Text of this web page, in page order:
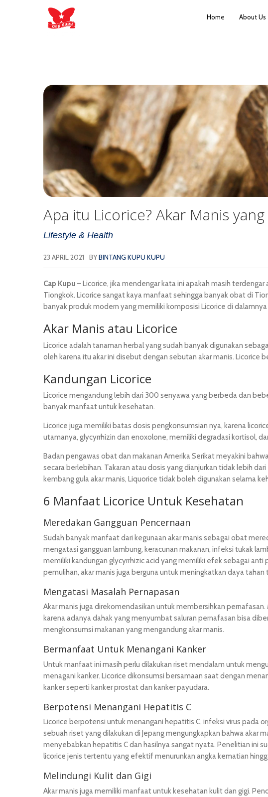
Home About Us
Apa itu Licorice? Akar Manis
Lifestyle & Health
23 APRIL 2021 BYBINTANG KUPU KUPU
Cap Kupu – Licorice, jika mendengar kata ini apakah masih
Tiongkok. Licorice sangat kaya manfaat sehingga banyak obat di
banyak produk modern yang memiliki komposisi Licorice di
Akar Manis atau Licorice
Licorice adalah tanaman herbal yang sudah banyak digunakan
oleh karena itu akar ini disebut dengan sebutan akar manis. Licorice
Kandungan Licorice
Licorice mengandung lebih dari 300 senyawa yang berbeda dan
banyak manfaat untuk kesehatan.
Licorice juga memiliki batas dosis pengkonsumsian nya, karena
utamanya, glycyrrhizin dan enoxolone, memiliki degradasi kortisol,
Badan pengawas obat dan makanan Amerika Serikat meyakini
secara berlebihan. Takaran atau dosis yang dianjurkan tidak lebih
kembang gula akar manis, Liquorice tidak boleh digunakan selama
6 Manfaat Licorice Untuk Kesehatan
Meredakan Gangguan Pencernaan
Sudah banyak manfaat dari kegunaan akar manis sebagai obat
mengatasi gangguan lambung, keracunan makanan, infeksi tukak
memiliki kandungan glycyrrhizic acid yang memiliki efek sebagai
pemulihan, akar manis juga berguna untuk meningkatkan daya tahan
Mengatasi Masalah Pernapasan
Akar manis juga direkomendasikan untuk membersihkan
karena adanya dahak yang menyumbat saluran pernafasan bisa
mengkonsumsi makanan yang mengandung akar manis.
Bermanfaat Untuk Menangani Kanker
Untuk manfaat ini masih perlu dilakukan riset mendalam untuk
menagani kanker. Licorice dikonsumsi bersamaan saat dengan
kanker seperti kanker prostat dan kanker payudara.
Berpotensi Menangani Hepatitis C
Licorice berpotensi untuk menangani hepatitis C, infeksi virus pada
sebuah riset yang dilakukan di Jepang mengungkapkan bahwa akar
menyebabkan hepatitis C dan hasilnya sangat nyata. Penelitian ini
licorice jenis tertentu yang efektif menurunkan angka kematian
Melindungi Kulit dan Gigi
Akar manis juga memiliki manfaat untuk kesehatan kulit dan gigi.